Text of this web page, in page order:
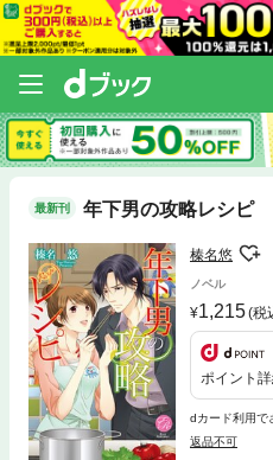
最新刊 年下男の攻略レシピ
榛名悠
ノベル
1,215(税
ポイント
dカード利用で
返品不可